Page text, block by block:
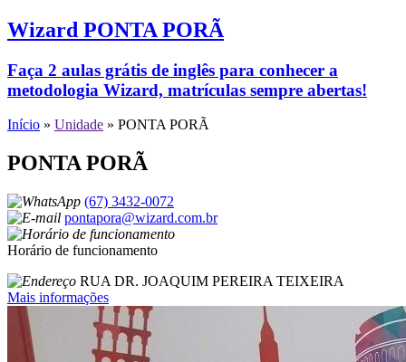
Wizard PONTA PORÃ
Faça 2 aulas grátis de inglês para conhecer a
metodologia Wizard, matrículas sempre abertas!
Início » Unidade » PONTA PORÃ
PONTA PORÃ
(67) 3432-0072
pontapora@wizard.com.br
Horário de funcionamento
RUA DR. JOAQUIM PEREIRA TEIXEIRA
Mais informações